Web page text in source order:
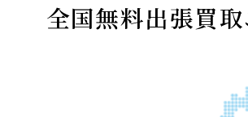
全国無料出張買